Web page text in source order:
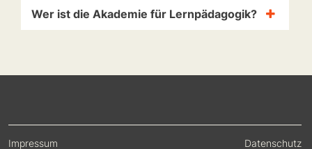
Wer ist die Akademie für Lernpädagogik?
Impressum Datenschutz